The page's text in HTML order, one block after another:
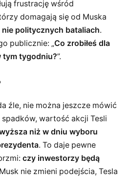
frustrację wśród
domagają się od Muska
politycznych bataliach.
publicznie: „Co zrobiłeś dla
tym tygodniu?”.
źle, nie można jeszcze mówić
wartość akcji Tesli
niż w dniu wyboru
. To daje pewne
czy inwestorzy będą
nie zmieni podejścia, Tesla